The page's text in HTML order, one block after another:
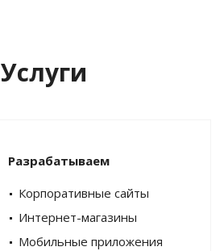
Услуги
Разрабатываем
Корпоративные сайты
Интернет-магазины
Мобильные приложения